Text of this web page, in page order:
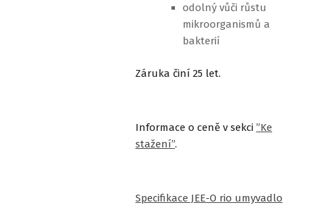
odolný vůči růstu
mikroorganismů a
bakterií
Záruka činí 25 let.
Informace o ceně v sekci ”Ke
stažení”.
Specifikace JEE-O rio umyvadlo